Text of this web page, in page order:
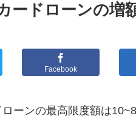
ードローンの増
Facebook
ーンの最高限度額は